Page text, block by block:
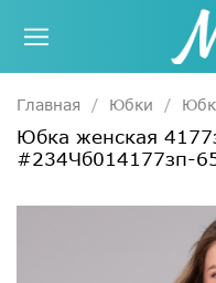
Главная Юбки
Юбка женская
#234Чб014177зп-